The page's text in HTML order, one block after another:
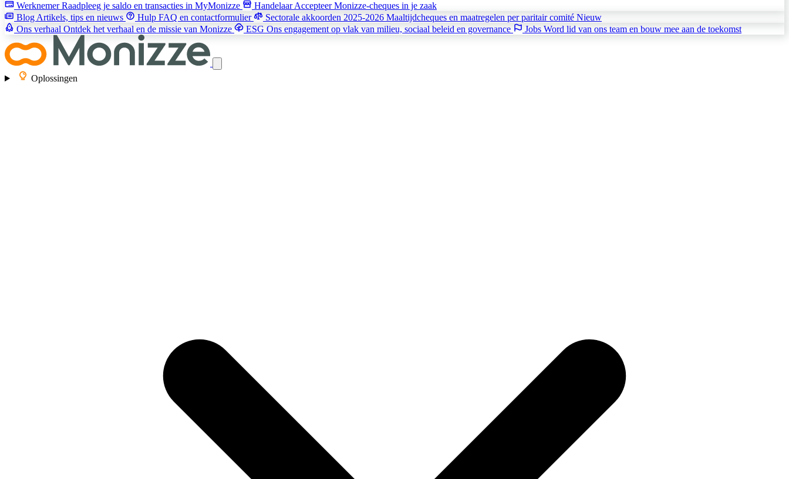
WerknemerRaadpleeg je saldo en transacties in MyMonizze HandelaarAccepteer Monizze-cheques in je zaak
Blog Artikels, tips en nieuws Hulp FAQ en contactformulier Sectorale akkoorden 2025-2026 Maaltijdcheques en maatregelen per paritair comité Nieuw
Ons verhaal Ontdek het verhaal en de missie van Monizze ESG Ons engagement op vlak van milieu, sociaal beleid en governance Jobs Word lid van ons team en bouw mee aan de toekomst
Oplossingen